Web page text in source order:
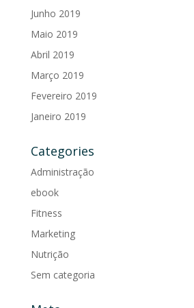
Junho 2019
Maio 2019
Abril 2019
Março 2019
Fevereiro 2019
Janeiro 2019
Categories
Administração
ebook
Fitness
Marketing
Nutrição
Sem categoria